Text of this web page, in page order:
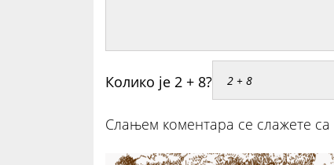
Колико је 2 + 8?
Слањем коментара се слажете са